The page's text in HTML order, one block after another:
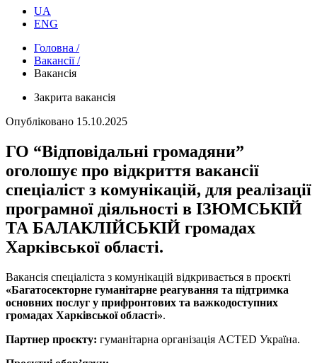
UA
ENG
Головна /
Вакансії /
Вакансія
Закрита вакансія
Опубліковано 15.10.2025
ГО “Відповідальні громадяни”
оголошує про відкриття вакансії
спеціаліст з комунікацій, для реалізації
програмної діяльності в ІЗЮМСЬКІЙ
ТА БАЛАКЛІЙСЬКІЙ громадах
Харківської області.
Вакансія спеціаліста з комунікацій відкривається в проєкті
«Багатосекторне гуманітарне реагування та підтримка
основних послуг у прифронтових та важкодоступних
громадах Харківської області».
Партнер проєкту: гуманітарна організація ACTED Україна.